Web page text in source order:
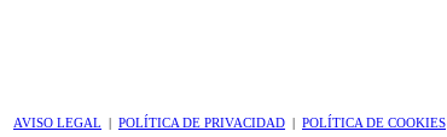
AVISO LEGAL | POLÍTICA DE PRIVACIDAD | POLÍTICA DE COOKIES